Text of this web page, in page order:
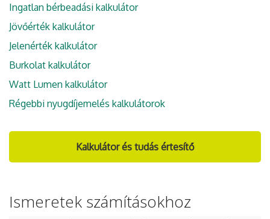
Ingatlan bérbeadási kalkulátor
Jövőérték kalkulátor
Jelenérték kalkulátor
Burkolat kalkulátor
Watt Lumen kalkulátor
Régebbi nyugdíjemelés kalkulátorok
Kalkulátor és tudás értesítő
Ismeretek számításokhoz